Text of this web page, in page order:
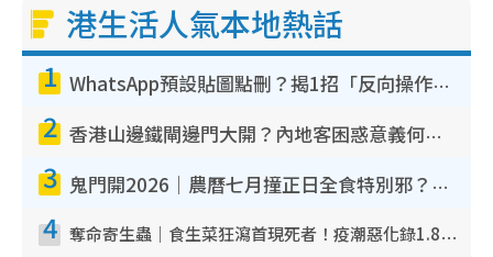
港生活人氣本地熱話
1 WhatsApp預設貼圖點刪？揭1招「反向操作」還原簡潔介面 附3步實測教學
2 香港山邊鐵閘邊門大開？內地客困惑意義何在！網民神回覆：呢種叫法理性防禦
3 鬼門開2026｜農曆七月撞正日全食特別邪？專家警告切忌做一事！揭4大禁忌+2招保平安
4 奪命寄生蟲｜食生菜狂瀉首現死者！疫潮惡化錄1.8萬宗病例 揭洗菜3大謬誤